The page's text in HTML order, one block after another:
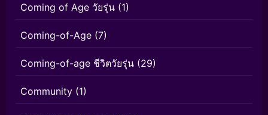
Coming of Age วัยรุ่น (1)
Coming-of-Age (7)
Coming-of-age ชีวิตวัยรุ่น (29)
Community (1)